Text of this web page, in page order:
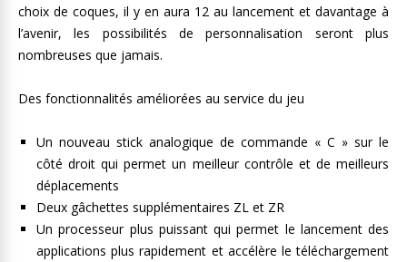
choix de coques, il y en aura 12 au lancement et davantage à
l’avenir, les possibilités de personnalisation seront plus
nombreuses que jamais.
Des fonctionnalités améliorées au service du jeu
Un nouveau stick analogique de commande « C » sur le
côté droit qui permet un meilleur contrôle et de meilleurs
déplacements
Deux gâchettes supplémentaires ZL et ZR
Un processeur plus puissant qui permet le lancement des
applications plus rapidement et accélère le téléchargement